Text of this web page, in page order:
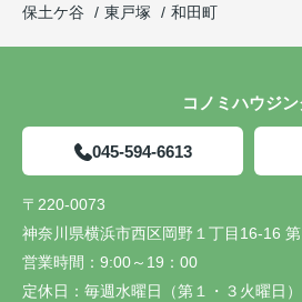
保土ケ谷
東戸塚 和田町
コノミハウジ
045-594-6613
〒220-0073
神奈川県横浜市西区岡野１丁目16-16
営業時間： 9:00～19：00
定休日： 毎週水曜日（第１・３火曜日）